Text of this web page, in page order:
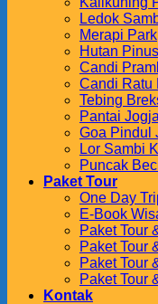
Ledok
Merapi Park
Hutan
Candi
Candi Ratu
Tebing
Pantai Jogja
Goa Pindul
Lor Sambi
Puncak
Paket Tour
One Day
E-Book
Paket Tour
Paket Tour
Paket Tour
Paket Tour
Kontak